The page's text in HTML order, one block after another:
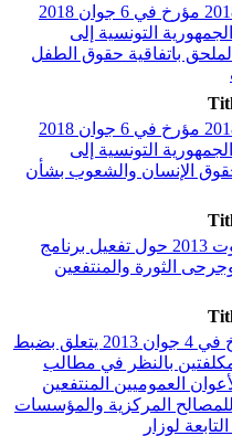
قانون أساسي عدد 34 لسنة 2018 مؤرخ في 6 جوان 2018
التونسية إلى
الملحق باتفاقية حقوق الطفل
قانون أساسي عدد 33 لسنة 2018 مؤرخ في 6 جوان 2018
التونسية إلى
الإنسان والشعوب بشأن
‏ منشور عدد 24 مؤرخ في 1 أوت 2013 حول تفعيل برنامج
الثورة والمنتفعين
قرار من رئيس الحكومة مؤرخ في 4 جوان 2013 يتعلق بضبط
بالنظر في مطالب
العموميين المنتفعين
للمصالح المركزية والمؤسسات
لوزار